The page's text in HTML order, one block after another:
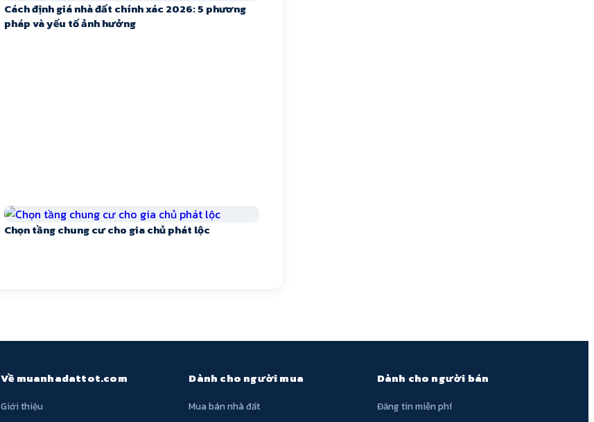
Cách định giá nhà đất chính xác 2026: 5 phương
pháp và yếu tố ảnh hưởng
Chọn tầng chung cư cho gia chủ phát lộc
Về muanhadattot.com
Giới thiệu
Dành cho người mua
Mua bán nhà đất
Dành cho người bán
Đăng tin miễn phí